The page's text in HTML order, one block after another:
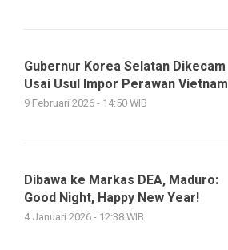
Gubernur Korea Selatan Dikecam
Usai Usul Impor Perawan Vietnam
9 Februari 2026 - 14:50 WIB
Dibawa ke Markas DEA, Maduro:
Good Night, Happy New Year!
4 Januari 2026 - 12:38 WIB